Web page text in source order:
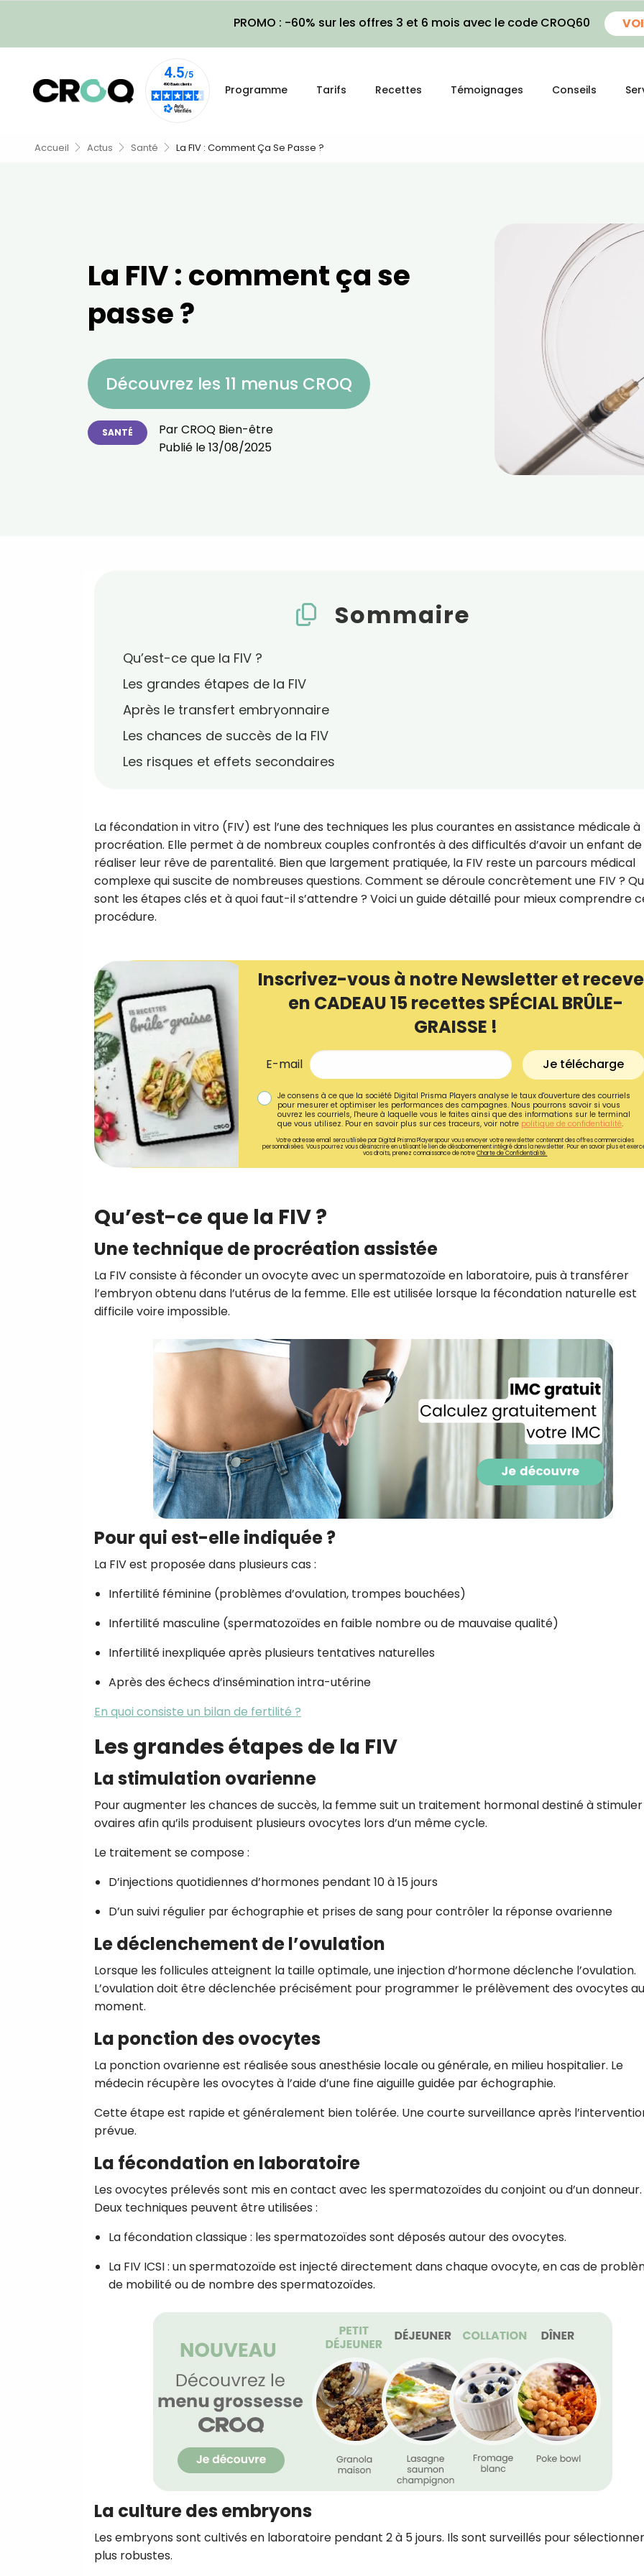
PROMO : -60% sur les offres 3 et 6 mois avec le code CROQ60
Programme Tarifs Recettes Témoignages Conseils
Accueil Actus Santé La FIV : Comment Ça Se Passe ?
La FIV : comment ça se
passe ?
Découvrez les 11 menus CROQ
SANTÉ ParCROQ Bien-être
Publié le13/08/2025
Sommaire
Qu’est-ce que la FIV ?
Les grandes étapes de la FIV
Après le transfert embryonnaire
Les chances de succès de la FIV
Les risques et effets secondaires
La fécondation in vitro (FIV) est l’une des techniques les plus courantes en assistance médicale à
procréation. Elle permet à de nombreux couples confrontés à des difficultés d’avoir un enfant de
réaliser leur rêve de parentalité. Bien que largement pratiquée, la FIV reste un parcours médical
complexe qui suscite de nombreuses questions. Comment se déroule concrètement une FIV ?
sont les étapes clés et à quoi faut-il s’attendre ? Voici un guide détaillé pour mieux comprendre
procédure.
Inscrivez-vous à notre Newsletter et
en CADEAU 15 recettes SPÉCIAL BRÛLE-
GRAISSE !
E-mail Je télécharge
Je consens à ce que la société Digital Prisma Players analyse le taux d'ouverture des courriels
pour mesurer et optimiser les performances des campagnes. Nous pourrons savoir si vous
ouvrez les courriels, l'heure à laquelle vous le faites ainsi que des informations sur le terminal
que vous utilisez. Pour en savoir plus sur ces traceurs, voir notre politique de confidentialité.
Votre adresse email sera utilisée par Digital Prisma Playerspour vous envoyer votre newsletter contenant des offres commerciales
personnalisées. Vous pourrez vous désinscrire en utilisant le lien de désabonnement intégré dans la newsletter. Pour en savoir plus et
vos droits, prenez connaissance de notreCharte de Confidentialité.
Qu’est-ce que la FIV ?
Une technique de procréation assistée
La FIV consiste à féconder un ovocyte avec un spermatozoïde en laboratoire, puis à transférer
l’embryon obtenu dans l’utérus de la femme. Elle est utilisée lorsque la fécondation naturelle est
difficile voire impossible.
Pour qui est-elle indiquée ?
La FIV est proposée dans plusieurs cas :
Infertilité féminine (problèmes d’ovulation, trompes bouchées)
Infertilité masculine (spermatozoïdes en faible nombre ou de mauvaise qualité)
Infertilité inexpliquée après plusieurs tentatives naturelles
Après des échecs d’insémination intra-utérine
En quoi consiste un bilan de fertilité ?
Les grandes étapes de la FIV
La stimulation ovarienne
Pour augmenter les chances de succès, la femme suit un traitement hormonal destiné à
ovaires afin qu’ils produisent plusieurs ovocytes lors d’un même cycle.
Le traitement se compose :
D’injections quotidiennes d’hormones pendant 10 à 15 jours
D’un suivi régulier par échographie et prises de sang pour contrôler la réponse ovarienne
Le déclenchement de l’ovulation
Lorsque les follicules atteignent la taille optimale, une injection d’hormone déclenche l’ovulation.
L’ovulation doit être déclenchée précisément pour programmer le prélèvement des ovocytes
moment.
La ponction des ovocytes
La ponction ovarienne est réalisée sous anesthésie locale ou générale, en milieu hospitalier. Le
médecin récupère les ovocytes à l’aide d’une fine aiguille guidée par échographie.
Cette étape est rapide et généralement bien tolérée. Une courte surveillance après
prévue.
La fécondation en laboratoire
Les ovocytes prélevés sont mis en contact avec les spermatozoïdes du conjoint ou d’un donneur.
Deux techniques peuvent être utilisées :
La fécondation classique : les spermatozoïdes sont déposés autour des ovocytes.
La FIV ICSI : un spermatozoïde est injecté directement dans chaque ovocyte, en cas de
de mobilité ou de nombre des spermatozoïdes.
La culture des embryons
Les embryons sont cultivés en laboratoire pendant 2 à 5 jours. Ils sont surveillés pour
plus robustes.
Ainsi que la newsletter
CROQ.
Je consens à ce que la société
Prisma Players analyse le taux
des courriels pour mesurer et
performances des campagnes.
pourrons savoir si vous ouvrez les
l'heure à laquelle vous le faites
des informations sur le terminal
utilisez. Pour en savoir plus sur ces
voir notrepolitique de
Je reçois mon cadeau !